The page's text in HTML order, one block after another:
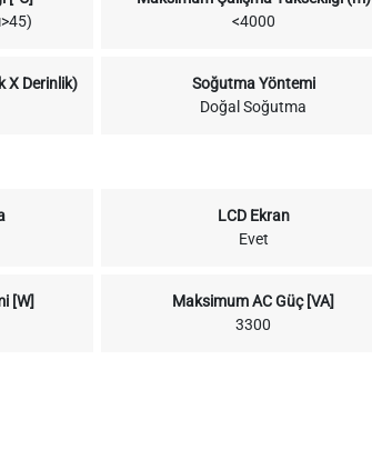
<4000
X Derinlik)
Soğutma Yöntemi
Doğal Soğutma
LCD Ekran
Evet
[W]
Maksimum AC Güç [VA]
3300